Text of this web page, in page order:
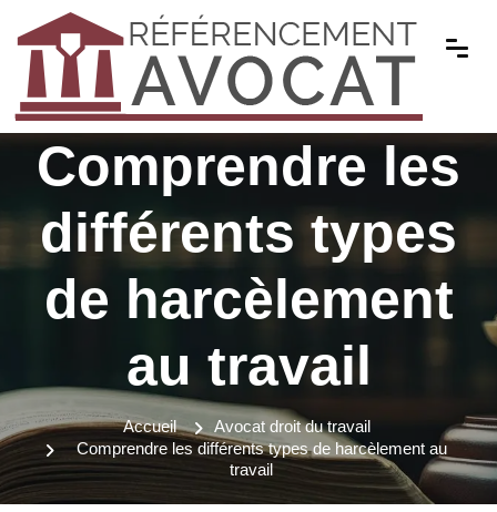
Comprendre les
différents types
de harcèlement
au travail
Accueil
Avocat droit du travail
Comprendre les différents types de harcèlement au
travail